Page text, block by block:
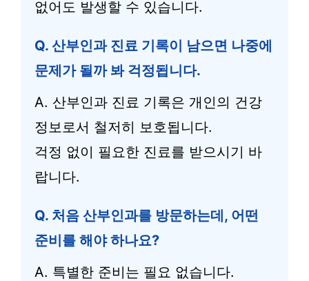
없어도 발생할 수 있습니다.
Q. 산부인과 진료 기록이 남으면 나중에
문제가 될까 봐 걱정됩니다.
A. 산부인과 진료 기록은 개인의 건강
정보로서 철저히 보호됩니다.
걱정 없이 필요한 진료를 받으시기 바
랍니다.
Q. 처음 산부인과를 방문하는데, 어떤
준비를 해야 하나요?
A. 특별한 준비는 필요 없습니다.